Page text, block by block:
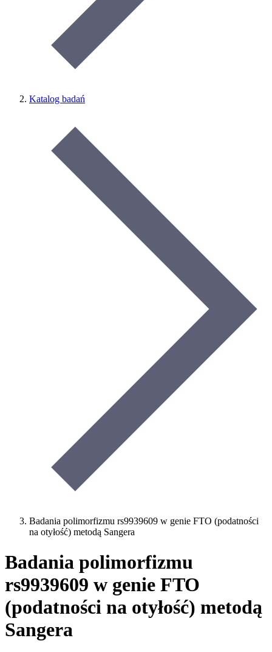
Katalog badań
Badania polimorfizmu rs9939609 w genie FTO (podatności
na otyłość) metodą Sangera
Badania polimorfizmu
rs9939609 w genie FTO
(podatności na otyłość) metodą
Sangera